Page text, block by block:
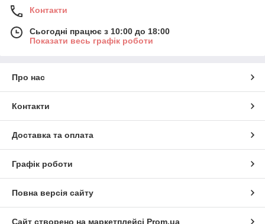
Контакти
Сьогодні працює з 10:00 до 18:00
Показати весь графік роботи
Про нас
Контакти
Доставка та оплата
Графік роботи
Повна версія сайту
Сайт створено на маркетплейсі Prom.ua